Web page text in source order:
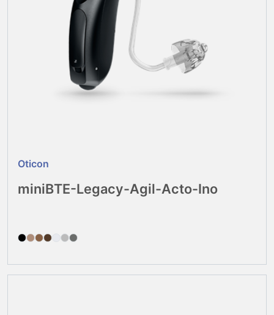
Oticon
miniBTE-Legacy-Agil-Acto-Ino